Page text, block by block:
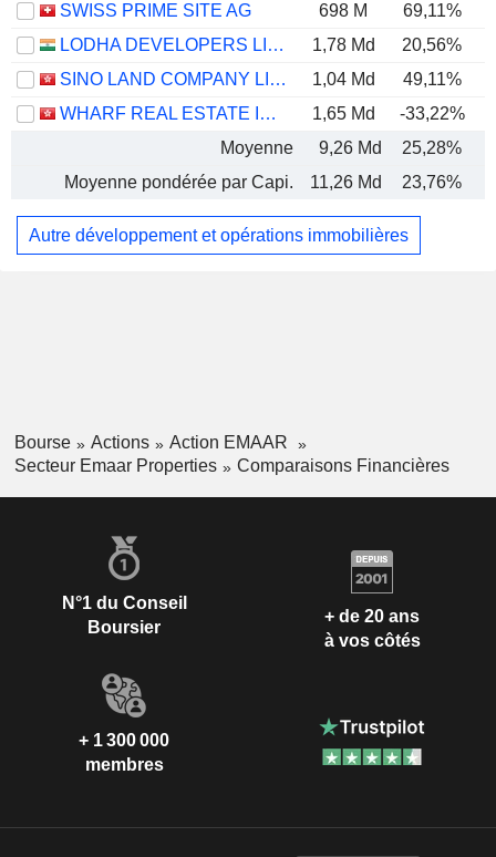
SWISS PRIME SITE AG
698 M 69,11%
LODHA DEVELOPERS LIMITED
1,78 Md 20,56%
SINO LAND COMPANY LIMITED
1,04 Md 49,11%
WHARF REAL ESTATE INVESTMENT COMPANY LIMITED
1,65 Md -33,22%
Moyenne
9,26 Md 25,28%
Moyenne pondérée par Capi.
11,26 Md 23,76%
Autre développement et opérations immobilières
Bourse Actions
Action EMAAR
Secteur Emaar Properties
Comparaisons Financières
N°1 du Conseil
Boursier
+ de 20 ans
à vos côtés
+ 1 300 000
membres